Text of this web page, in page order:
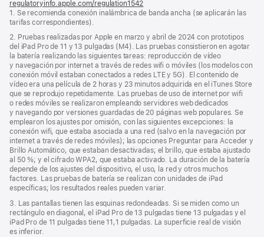
regulatoryinfo.apple.com/regulation1542
abre
ventana
nueva)
1. Se recomienda conexión inalámbrica de banda ancha (se aplicarán las
tarifas correspondientes).
2. Pruebas realizadas por Apple en marzo y abril de 2024 con prototipos
del iPad Pro de 11 y 13 pulgadas (M4). Las pruebas consistieron en agotar
la batería realizando las siguientes tareas: reproducción de vídeo
y navegación por internet a través de redes wifi o móviles (los modelos con
conexión móvil estaban conectados a redes LTE y 5G). El contenido de
vídeo era una película de 2 horas y 23 minutos adquirida en el iTunes Store
que se reprodujo repetidamente. Las pruebas de uso de internet por wifi
o redes móviles se realizaron empleando servidores web dedicados
y navegando por versiones guardadas de 20 páginas web populares. Se
emplearon los ajustes por omisión, con las siguientes excepciones: la
conexión wifi, que estaba asociada a una red (salvo en la navegación por
internet a través de redes móviles); las opciones Preguntar para Acceder y
Brillo Automático, que estaban desactivadas; el brillo, que estaba ajustado
al 50 %; y el cifrado WPA2, que estaba activado. La duración de la batería
depende de los ajustes del dispositivo, el uso, la red y otros muchos
factores. Las pruebas de batería se realizan con unidades de iPad
específicas; los resultados reales pueden variar.
3. Las pantallas tienen las esquinas redondeadas. Si se miden como un
rectángulo en diagonal, el iPad Pro de 13 pulgadas tiene 13 pulgadas y el
iPad Pro de 11 pulgadas tiene 11,1 pulgadas. La superficie real de visión
es inferior.